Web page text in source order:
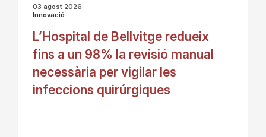
03 agost 2026
Innovació
L’Hospital de Bellvitge redueix
fins a un 98% la revisió manual
necessària per vigilar les
infeccions quirúrgiques